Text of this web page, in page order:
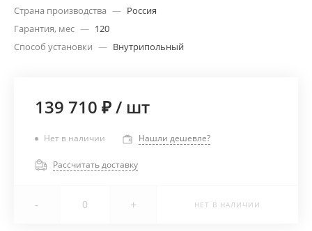
Страна производства — Россия
Гарантия, мес — 120
Способ установки — Внутрипольный
139 710 ₽/ шт
Нет в наличии Нашли дешевле?
Рассчитать доставку
- + НЕТ В НАЛИЧИИ